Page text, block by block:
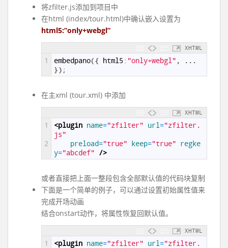
将zfilter.js添加到项目中
在html (index/tour.html)中确认嵌入设置为
html5:”only+webgl”
XHTML
1 embedpano({ html5: "only+webgl" , . . .
}) ;
在主xml (tour.xml) 中添加
XHTML
1
2
<plugin name="zfilter" url="zfilter.
js"
preload="true" keep="true"
regke
y="abcdef" />
或者直接把上面一整段包含全部默认值的代码块复制
下面是一个简单的例子，可以通过设置初始属性值来
完成开场动画
结合onstart动作，将属性恢复回默认值。
XHTML
1 <plugin name="zfilter" url="zfilter.